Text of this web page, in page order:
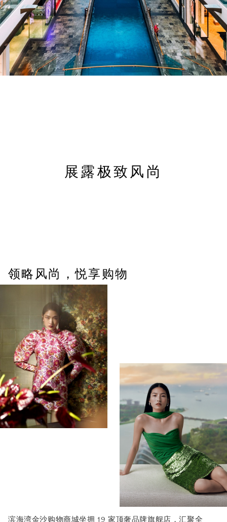
展露极致风尚
领略风尚，悦享购物
滨海湾金沙购物商城坐拥 19 家顶奢品牌旗舰店，汇聚全